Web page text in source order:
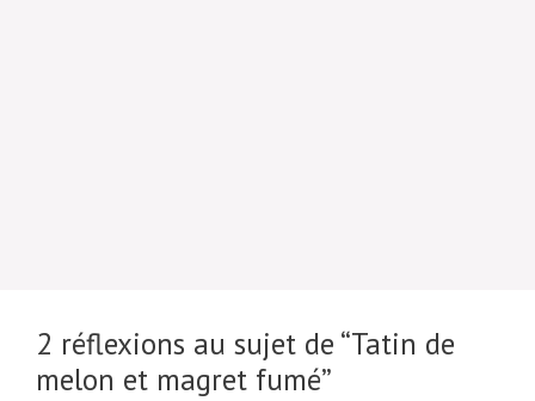
2 réflexions au sujet de “Tatin de
melon et magret fumé”